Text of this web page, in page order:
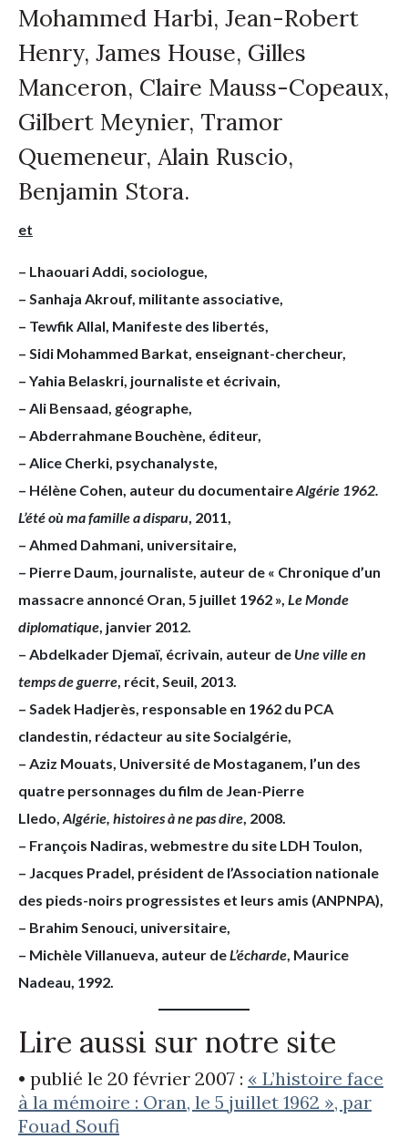
Mohammed Harbi, Jean-Robert
Henry, James House, Gilles
Manceron, Claire Mauss-Copeaux,
Gilbert Meynier, Tramor
Quemeneur, Alain Ruscio,
Benjamin Stora.
et
– Lhaouari Addi, sociologue,
– Sanhaja Akrouf, militante associative,
– Tewfik Allal, Manifeste des libertés,
– Sidi Mohammed Barkat, enseignant-chercheur,
– Yahia Belaskri, journaliste et écrivain,
– Ali Bensaad, géographe,
– Abderrahmane Bouchène, éditeur,
– Alice Cherki, psychanalyste,
– Hélène Cohen, auteur du documentaireAlgérie 1962.
L’été où ma famille a disparu, 2011,
– Ahmed Dahmani, universitaire,
– Pierre Daum, journaliste, auteur de « Chronique d’un
massacre annoncé Oran, 5 juillet 1962 », Le Monde
diplomatique, janvier 2012.
– Abdelkader Djemaï, écrivain, auteur de Une ville en
temps de guerre, récit, Seuil, 2013.
– Sadek Hadjerès, responsable en 1962 du PCA
clandestin, rédacteur au site Socialgérie,
– Aziz Mouats, Université de Mostaganem, l’un des
quatre personnages du film de Jean-Pierre
Lledo, Algérie, histoires à ne pas dire, 2008.
– François Nadiras, webmestre du site LDH Toulon,
– Jacques Pradel, président de l’Association nationale
des pieds-noirs progressistes et leurs amis (ANPNPA),
– Brahim Senouci, universitaire,
– Michèle Villanueva, auteur deL’écharde, Maurice
Nadeau, 1992.
Lire aussi sur notre site
• publié le 20 février 2007 : « L’histoire face
à la mémoire : Oran, le 5 juillet 1962 », par
Fouad Soufi